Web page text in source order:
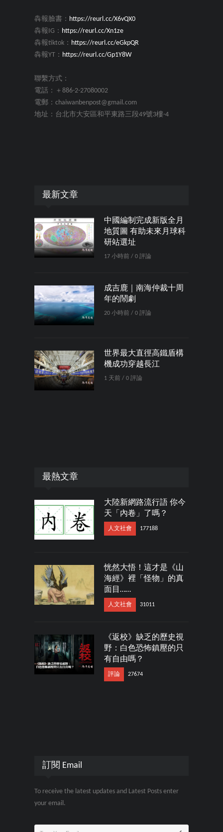
犇報臉書： https://reurl.cc/X6vQX0
犇報IG： https://reurl.cc/Xn1ze
犇報tiktok： https://reurl.cc/eGkpQR
犇報YT： https://reurl.cc/Gp1Y8W
聯繫方式：
電話：＋886-2-27080002
電郵：chaiwanbenpost@gmail.com
地址：台北市大安區和平東路三段49號3樓-4
最新文章
中國編制完成新版全月
地質圖 有助未來月球科
研站選址
17 小時前 / 0 評論
成吉鹿｜南海仲裁十周
年的鬧劇
20 小時前 / 0 評論
世界最大直徑高鐵盾構
機成功穿越長江
1 天前 / 0 評論
最熱文章
大陸新網路流行語 你今
天「內卷」了嗎？
人文社會 177188
恍然大悟！這才是《山
海經》裡「怪物」的真
面目……
人文社會 31011
《返校》缺乏的歷史視
野：白色恐怖鎮壓的只
有自由嗎？
評論 27674
訂閱 Email
To receive the latest updates and Latest Posts enter
your email.